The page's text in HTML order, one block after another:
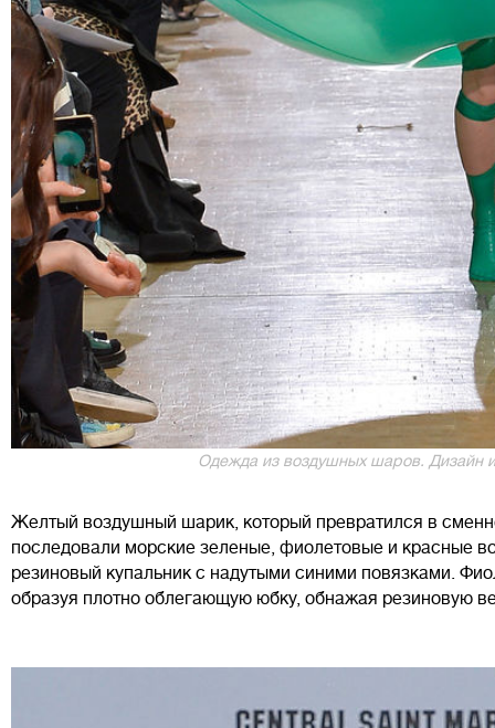
Одежда из воздушных шаров. Дизайн
Желтый воздушный шарик, который превратился в
последовали морские зеленые, фиолетовые и красные
резиновый купальник с надутыми синими повязками.
образуя плотно облегающую юбку, обнажая резиновую